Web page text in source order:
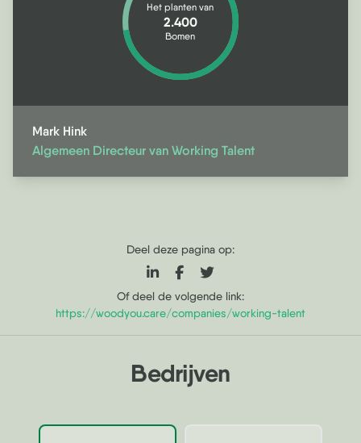
Het planten van
2.400
Bomen
Mark Hink
Algemeen Directeur van Working Talent
Deel deze pagina op:
Of deel de volgende link:
https://woodyou.care/companies/working-talent
Bedrijven